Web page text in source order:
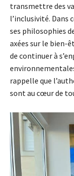
transmettre des
l’inclusivité. Dans
ses philosophies
axées sur le bien-
de continuer à
rappelle que
sont au cœur de